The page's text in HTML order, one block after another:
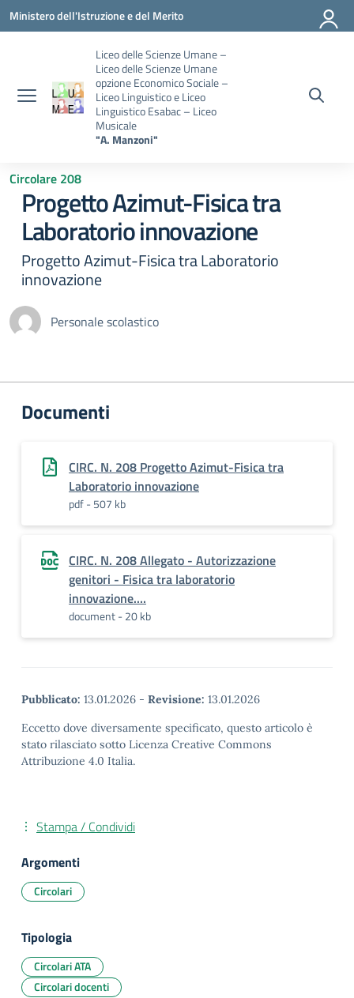
Vai ai contenuti
Vai al menu di navigazione
Vai al footer
Ministero dell'Istruzione e del Merito
Liceo delle Scienze Umane –
Liceo delle Scienze Umane
opzione Economico Sociale –
Liceo Linguistico e Liceo
Linguistico Esabac – Liceo
Musicale
"A. Manzoni"
Circolare 208
Progetto Azimut-Fisica tra
Laboratorio innovazione
Progetto Azimut-Fisica tra Laboratorio
innovazione
Personale scolastico
Documenti
CIRC. N. 208 Progetto Azimut-Fisica tra
Laboratorio innovazione
pdf - 507 kb
CIRC. N. 208 Allegato - Autorizzazione
genitori - Fisica tra laboratorio
innovazione....
document - 20 kb
Pubblicato: 13.01.2026 - Revisione: 13.01.2026
Eccetto dove diversamente specificato, questo articolo è
stato rilasciato sotto Licenza Creative Commons
Attribuzione 4.0 Italia.
Stampa / Condividi
Argomenti
Circolari
Tipologia
Circolari ATA
Circolari docenti